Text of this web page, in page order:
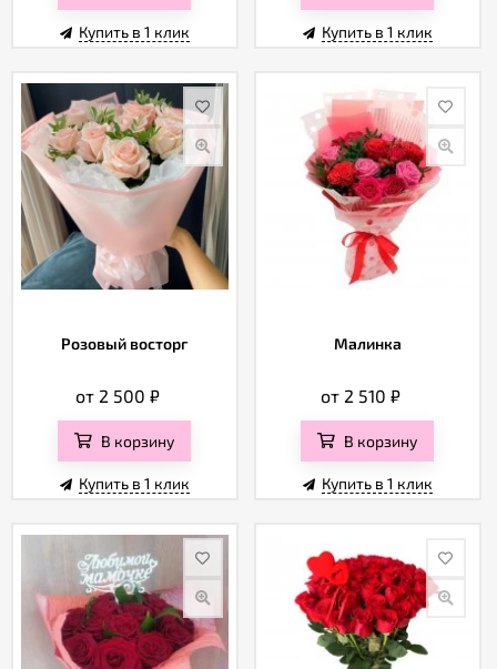
Купить в 1 клик Купить в 1 клик
Розовый восторг
от 2 500₽
В корзину
Купить в 1 клик
Малинка
от 2 510₽
В корзину
Купить в 1 клик